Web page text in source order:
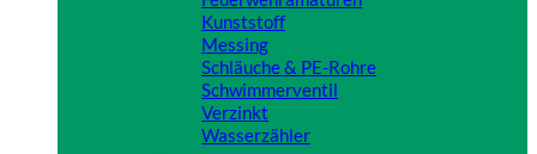
Kunststoff
Messing
Schläuche & PE-Rohre
Schwimmerventil
Verzinkt
Wasserzähler